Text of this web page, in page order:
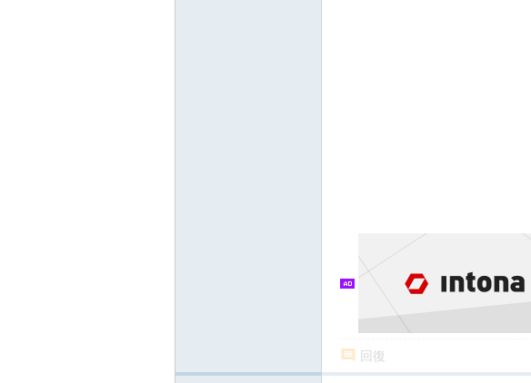
回復